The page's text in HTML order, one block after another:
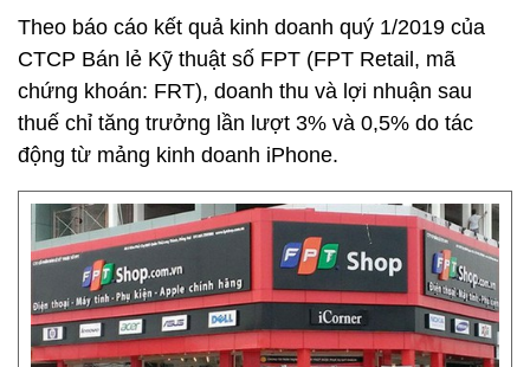
Theo báo cáo kết quả kinh doanh quý 1/2019 của
CTCP Bán lẻ Kỹ thuật số FPT (FPT Retail, mã
chứng khoán: FRT), doanh thu và lợi nhuận sau
thuế chỉ tăng trưởng lần lượt 3% và 0,5% do tác
động từ mảng kinh doanh iPhone.